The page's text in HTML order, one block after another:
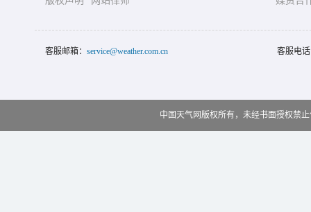
客服邮箱： service@weather.com.cn 客服电
中国天气网版权所有，未经书面授权